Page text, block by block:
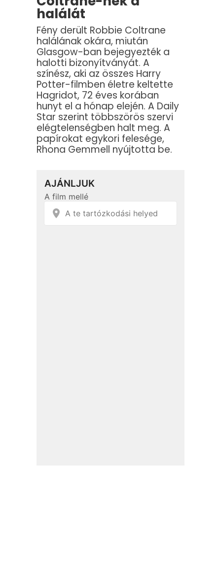
halálát
Fény derült Robbie Coltrane
halálának okára, miután
Glasgow-ban bejegyezték a
halotti bizonyítványát. A
színész, aki az összes Harry
Potter-filmben életre keltette
Hagridot, 72 éves korában
hunyt el a hónap elején. A Daily
Star szerint többszörös szervi
elégtelenségben halt meg. A
papírokat egykori felesége,
Rhona Gemmell nyújtotta be.